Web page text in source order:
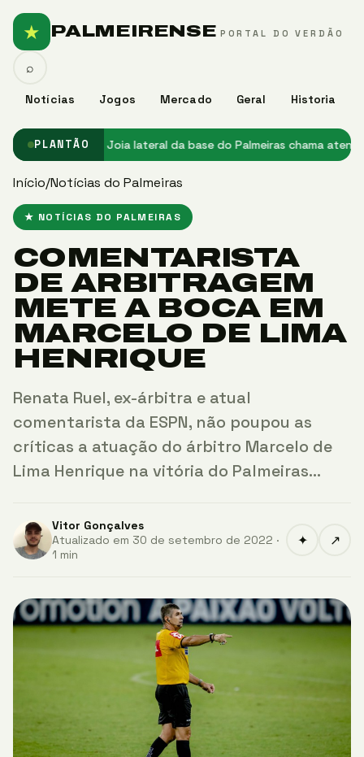
★ PALMEIRENSE PORTAL DO VERDÃO
Notícias Jogos Mercado Geral Historia
⌕
PLANTÃO
Palmeiras★ Joia lateral da base do Palmeiras chama atenção e
Início/Notícias do Palmeiras
★ NOTÍCIAS DO PALMEIRAS
COMENTARISTA
DE ARBITRAGEM
METE A BOCA EM
MARCELO DE LIMA
HENRIQUE
Renata Ruel, ex-árbitra e atual
comentarista da ESPN, não poupou as
críticas a atuação do árbitro Marcelo de
Lima Henrique na vitória do Palmeiras…
Vitor Gonçalves
Atualizado em 30 de setembro de 2022 ·
1 min
✦ ↗